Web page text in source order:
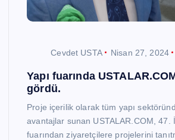
Cevdet USTA Nisan 27, 2024
Yapı fuarında
gördü.
Proje içerilik olarak tüm yapı
avantajlar sunan USTALAR.COM, 47.
fuarından ziyaretçilere projelerini